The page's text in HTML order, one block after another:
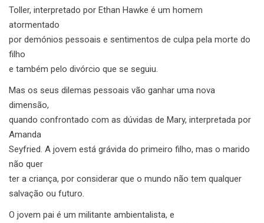
Toller, interpretado por Ethan Hawke é um homem
atormentado
por demónios pessoais e sentimentos de culpa pela morte do
filho
e também pelo divórcio que se seguiu.
Mas os seus dilemas pessoais vão ganhar uma nova
dimensão,
quando confrontado com as dúvidas de Mary, interpretada por
Amanda
Seyfried. A jovem está grávida do primeiro filho, mas o marido
não quer
ter a criança, por considerar que o mundo não tem qualquer
salvação ou futuro.
O jovem pai é um militante ambientalista, e